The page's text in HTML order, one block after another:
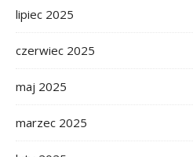
lipiec 2025
czerwiec 2025
maj 2025
marzec 2025